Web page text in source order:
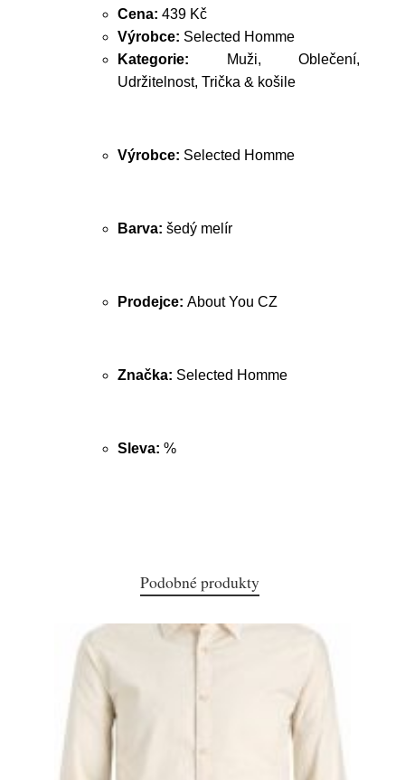
Cena: 439 Kč
Výrobce: Selected Homme
Kategorie: Muži, Oblečení,
Udržitelnost, Trička & košile
Výrobce: Selected Homme
Barva: šedý melír
Prodejce: About You CZ
Značka: Selected Homme
Sleva: %
Podobné produkty